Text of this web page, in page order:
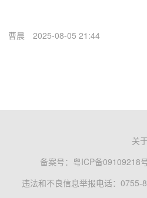
曹晨 2025-08-05 21:44
关
备案号： 粤ICP备09109218
违法和不良信息举报电话：0755-